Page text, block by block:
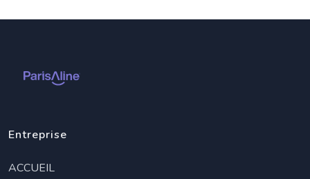
Entreprise
ACCUEIL